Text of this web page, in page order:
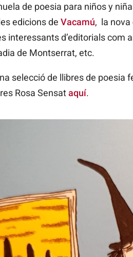
de poesia para niños y
edicions de Vacamú, la nova
interessants d’editorials com
de Montserrat, etc.
selecció de llibres de
Rosa Sensataquí.